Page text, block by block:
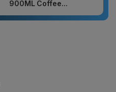
900ML Coffee...